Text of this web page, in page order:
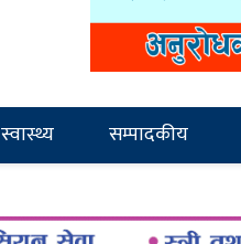
स्वास्थ्य सम्पादकीय